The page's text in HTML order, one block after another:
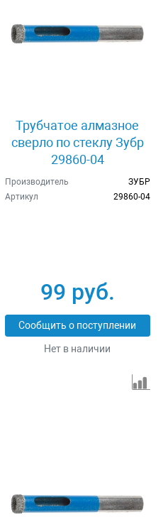
Трубчатое алмазное
сверло по стеклу Зубр
29860-04
Производитель
ЗУБР
Артикул
29860-04
99 руб.
Сообщить о поступлении
Нет в наличии